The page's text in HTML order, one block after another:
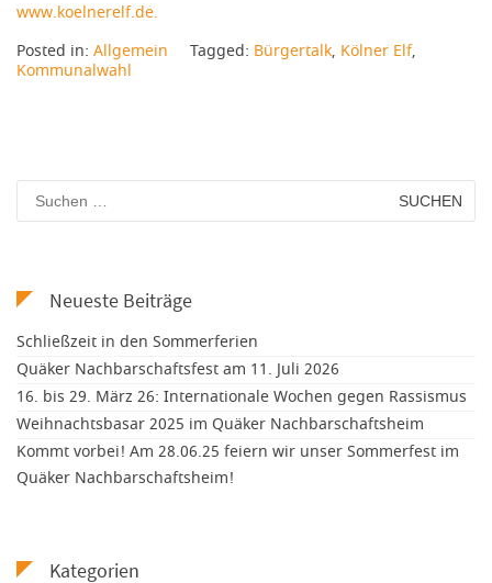
www.koelnerelf.de.
Posted in: Allgemein Tagged: Bürgertalk, Kölner Elf,
Kommunalwahl
Neueste Beiträge
Schließzeit in den Sommerferien
Quäker Nachbarschaftsfest am 11. Juli 2026
16. bis 29. März 26: Internationale Wochen gegen Rassismus
Weihnachtsbasar 2025 im Quäker Nachbarschaftsheim
Kommt vorbei! Am 28.06.25 feiern wir unser Sommerfest im
Quäker Nachbarschaftsheim!
Kategorien